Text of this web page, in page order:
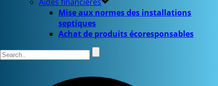
Mise aux normes des installations
septiques
Achat de produits écoresponsables